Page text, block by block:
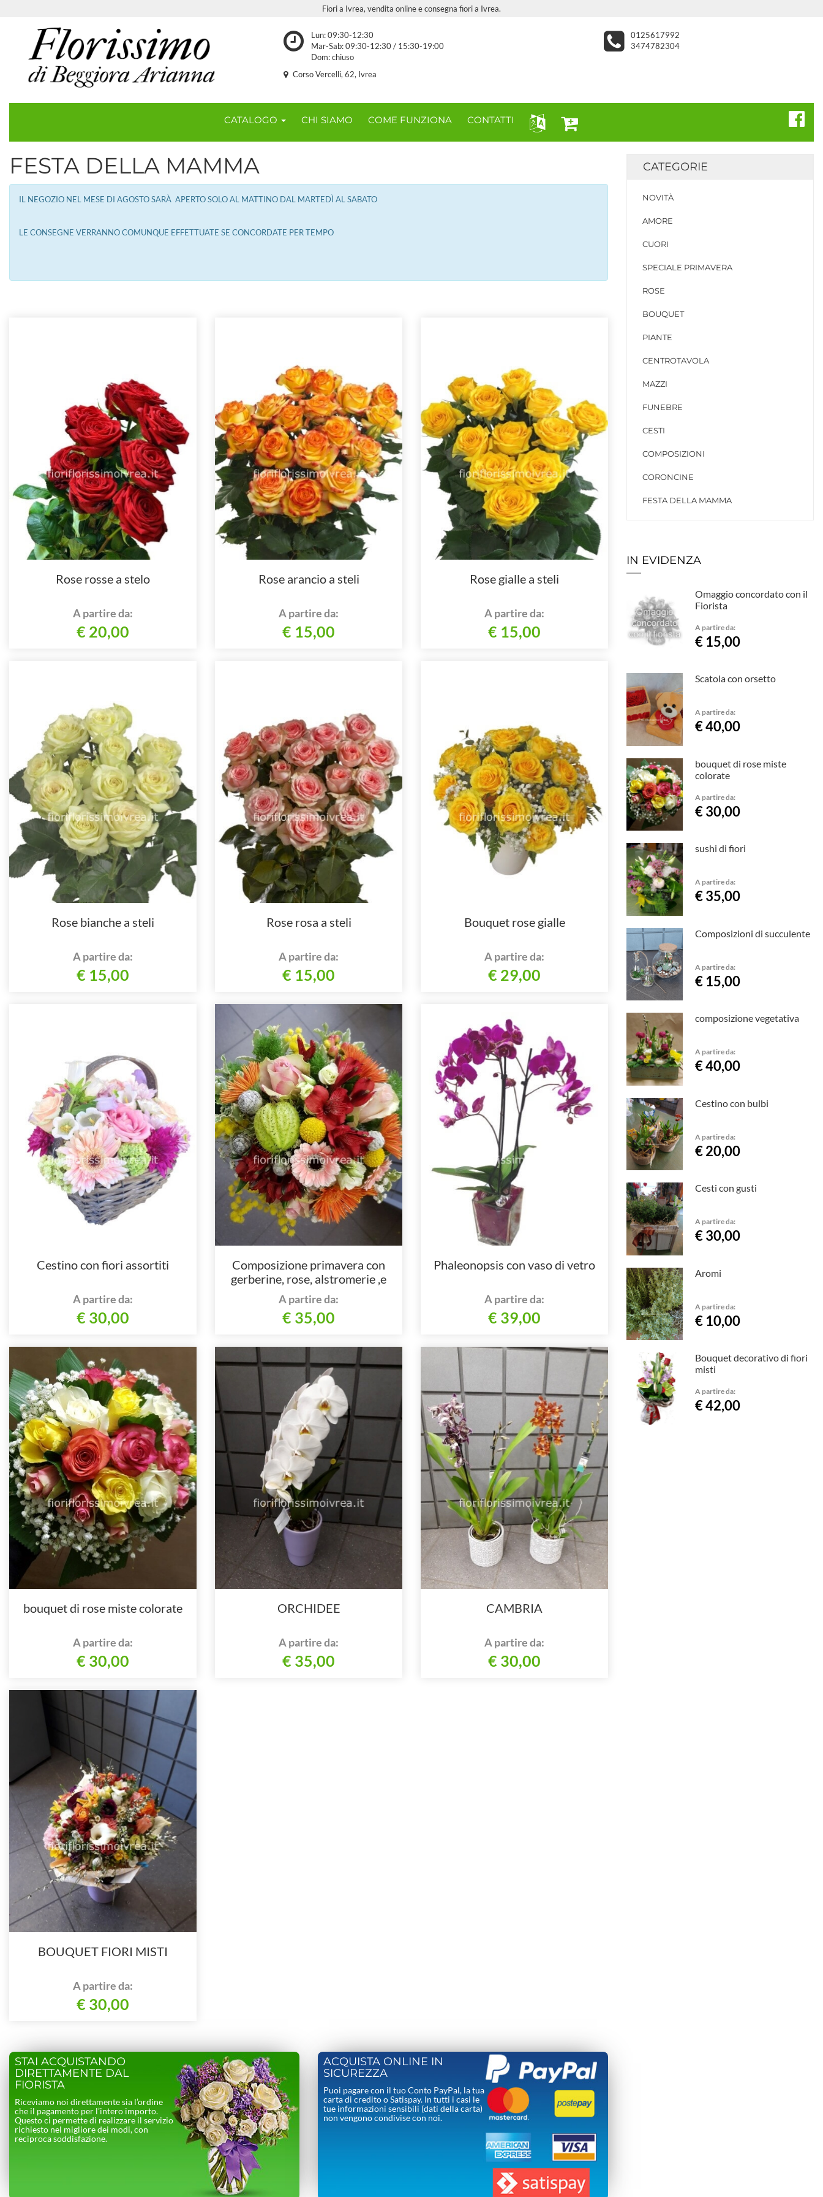
Fiori a Ivrea, vendita online e consegna fiori a Ivrea.
Lun: 09:30-12:30
Mar-Sab: 09:30-12:30 / 15:30-19:00
Dom: chiuso
0125617992
3474782304
Corso Vercelli, 62, Ivrea
CATALOGO CHI SIAMO COME FUNZIONA CONTATTI
FESTA DELLA MAMMA
IL NEGOZIO NEL MESE DI AGOSTO SARÀ APERTO SOLO AL MATTINO DAL MARTEDÌ AL SABATO
LE CONSEGNE VERRANNO COMUNQUE EFFETTUATE SE CONCORDATE PER TEMPO
Rose rosse a stelo
A partire da:
€ 20,00
Rose arancio a steli
A partire da:
€ 15,00
Rose gialle a steli
A partire da:
€ 15,00
Rose bianche a steli
A partire da:
€ 15,00
Rose rosa a steli
A partire da:
€ 15,00
Bouquet rose gialle
A partire da:
€ 29,00
Cestino con fiori assortiti
A partire da:
€ 30,00
Composizione primavera con
gerberine, rose, alstromerie ,e
elementi decorativi
A partire da:
€ 35,00
Phaleonopsis con vaso di vetro
A partire da:
€ 39,00
bouquet di rose miste colorate
A partire da:
€ 30,00
ORCHIDEE
A partire da:
€ 35,00
CAMBRIA
A partire da:
€ 30,00
BOUQUET FIORI MISTI
A partire da:
€ 30,00
STAI ACQUISTANDO
DIRETTAMENTE DAL
FIORISTA
Riceviamo noi direttamente sia l’ordine
che il pagamento per l’intero importo.
Questo ci permette di realizzare il servizio
richiesto nel migliore dei modi, con
reciproca soddisfazione.
ACQUISTA ONLINE IN
SICUREZZA
Puoi pagare con il tuo Conto PayPal, la tua
carta di credito o Satispay. In tutti i casi le
tue informazioni sensibili (dati della carta)
non vengono condivise con noi.
CATEGORIE
NOVITÀ
AMORE
CUORI
SPECIALE PRIMAVERA
ROSE
BOUQUET
PIANTE
CENTROTAVOLA
MAZZI
FUNEBRE
CESTI
COMPOSIZIONI
CORONCINE
FESTA DELLA MAMMA
IN EVIDENZA
Omaggio concordato con il
Fiorista
A partire da:
€ 15,00
Scatola con orsetto
A partire da:
€ 40,00
bouquet di rose miste
colorate
A partire da:
€ 30,00
sushi di fiori
A partire da:
€ 35,00
Composizioni di succulente
A partire da:
€ 15,00
composizione vegetativa
A partire da:
€ 40,00
Cestino con bulbi
A partire da:
€ 20,00
Cesti con gusti
A partire da:
€ 30,00
Aromi
A partire da:
€ 10,00
Bouquet decorativo di fiori
misti
A partire da:
€ 42,00